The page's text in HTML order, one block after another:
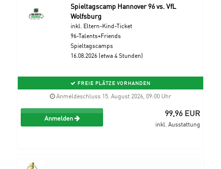
Spieltagscamp Hannover 96 vs. VfL
Wolfsburg
inkl. Eltern-Kind-Ticket
96-Talents+Friends
Spieltagscamps
16.08.2026 (etwa 4 Stunden)
FREIE PLÄTZE VORHANDEN
Anmeldeschluss 15. August 2026, 09:00 Uhr
Anmelden 99,96 EUR
inkl. Ausstattung